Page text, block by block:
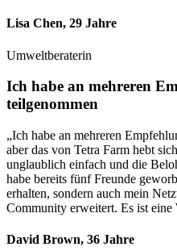
Lisa Chen, 29 Jahre
Umweltberaterin
Ich habe an mehreren
teilgenommen
„Ich habe an mehreren
aber das von Tetra Farm hebt
unglaublich einfach und die
habe bereits fünf Freunde
erhalten, sondern auch mein
Community erweitert. Es ist
David Brown, 36 Jahre